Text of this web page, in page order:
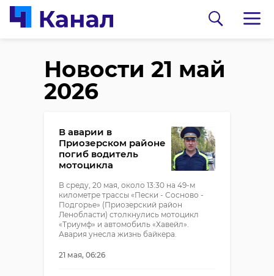
Новости 21 май
2026
В аварии в
Приозерском районе
погиб водитель
мотоцикла
В среду, 20 мая, около 13:30 на 49-м
километре трассы «Пески - Сосново -
Подгорье» (Приозерский район
Ленобласти) столкнулись мотоцикл
«Триумф» и автомобиль «Хавейл».
Авария унесла жизнь байкера.
21 мая, 06:26